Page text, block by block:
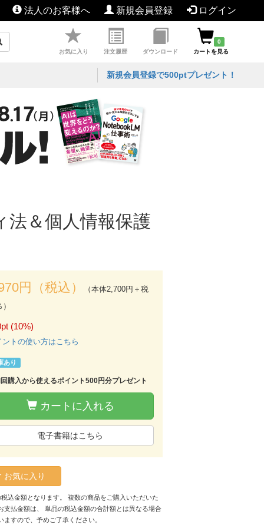
法人のお客様へ 新規会員登録 ログイン
お気に入り 注文履歴 ダウンロード
0
カートを見る
新規会員登録で500ptプレゼント！
＆個人情報保護
円（税込）
（本体2,700円＋税
(10%)
ントの使い方はこちら
あり
購入から使えるポイント500円分プレゼント
カートに入れる
電子書籍はこちら
お気に入り
込金額となります。 複数の商品をご購入いただいた
支払金額は、 単品の税込金額の合計額とは異なる場合
ますので、予めご了承ください。